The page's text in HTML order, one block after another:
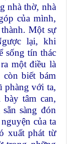
nhà thờ, nhà
của mình,
Một sự
lại, khi
sống tín thác
một điều là
biết bám
phàng với ta,
tâm can,
sàng đón
của ta
xuất phát từ